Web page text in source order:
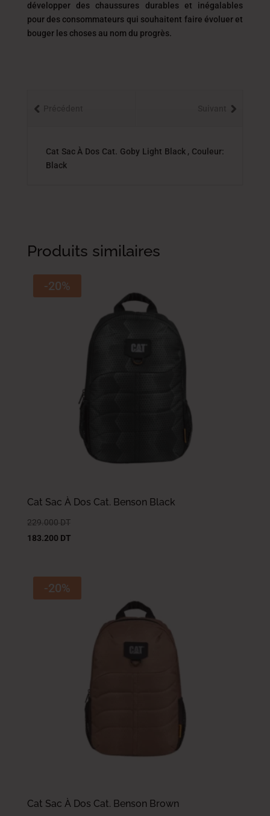
développer des chaussures durables et inégalables
pour des consommateurs qui souhaitent faire évoluer et
bouger les choses au nom du progrès.
Cat Sac À Dos Cat. Goby Light Black , Couleur:
Black
Produits similaires
-20%
Cat Sac À Dos Cat. Benson Black
229.000 DT
183.200 DT
-20%
Cat Sac À Dos Cat. Benson Brown